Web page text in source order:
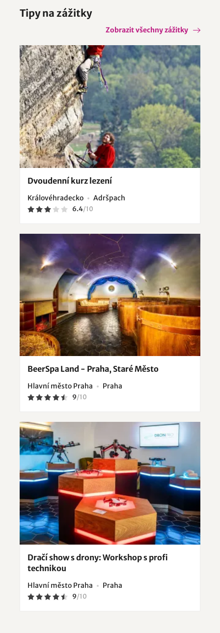
Tipy na zážitky
Zobrazit všechny zážitky
Dvoudenní kurz lezení
Královéhradecko Adršpach
6.4/10
BeerSpa Land - Praha, Staré Město
Hlavní město Praha Praha
9/10
Dračí show s drony: Workshop s profi
technikou
Hlavní město Praha Praha
9/10